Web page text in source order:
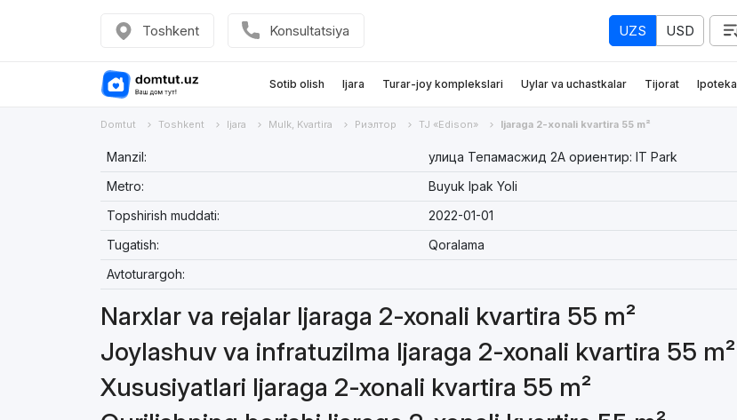
Toshkent Konsultatsiya UZS USD
Sotib olish Ijara Turar-joy komplekslari Uylar va uchastkalar Tijorat Ipoteka
Domtut Toshkent Ijara Mulk, Kvartira Риэлтор TJ «Edison» Ijaraga 2-xonali kvartira 55 m²
Manzil:
улица Тепамасжид 2А ориентир: IT Park
Metro:
Buyuk Ipak Yoli
Topshirish muddati:
2022-01-01
Tugatish:
Qoralama
Avtoturargoh:
Narxlar va rejalar Ijaraga 2-xonali kvartira 55 m²
Joylashuv va infratuzilma Ijaraga 2-xonali kvartira 55 m²
Xususiyatlari Ijaraga 2-xonali kvartira 55 m²